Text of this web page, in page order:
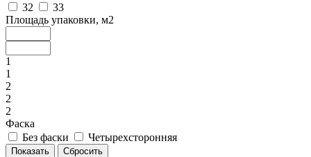
32
33
Площадь упаковки, м2
1
1
2
2
2
Фаска
Без фаски
Четырехсторонняя